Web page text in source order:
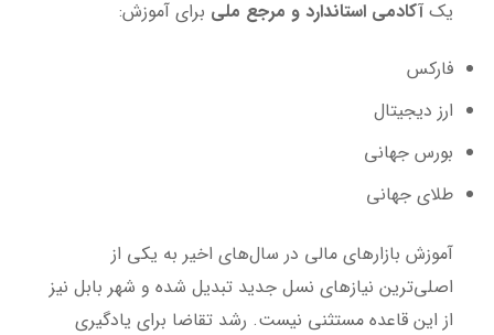
یکآکادمی استاندارد و مرجع ملی برای آموزش:
فارکس
ارز دیجیتال
بورس جهانی
طلای جهانی
آموزش بازارهای مالی در سال‌های اخیر به یکی از
اصلی‌ترین نیازهای نسل جدید تبدیل شده و شهر بابل نیز
از این قاعده مستثنی نیست. رشد تقاضا برای یادگیری